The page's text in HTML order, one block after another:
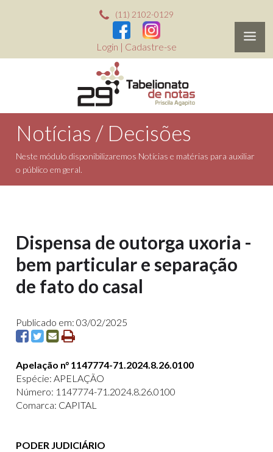
(11) 2102-0129
Login | Cadastre-se
Notícias / Decisões
Neste módulo disponibilizaremos Notícias e matérias para auxiliar
o público em geral.
Dispensa de outorga uxoria -
bem particular e separação
de fato do casal
Publicado em: 03/02/2025
Apelação n° 1147774-71.2024.8.26.0100
Espécie: APELAÇÃO
Número: 1147774-71.2024.8.26.0100
Comarca: CAPITAL
PODER JUDICIÁRIO